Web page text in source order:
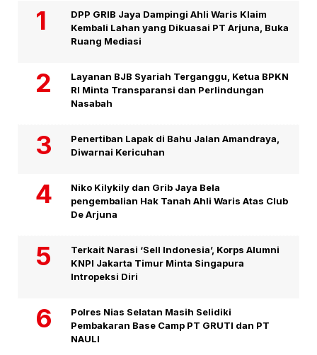
DPP GRIB Jaya Dampingi Ahli Waris Klaim
Kembali Lahan yang Dikuasai PT Arjuna, Buka
Ruang Mediasi
Layanan BJB Syariah Terganggu, Ketua BPKN
RI Minta Transparansi dan Perlindungan
Nasabah
Penertiban Lapak di Bahu Jalan Amandraya,
Diwarnai Kericuhan
Niko Kilykily dan Grib Jaya Bela
pengembalian Hak Tanah Ahli Waris Atas Club
De Arjuna
Terkait Narasi ‘Sell Indonesia’, Korps Alumni
KNPI Jakarta Timur Minta Singapura
Intropeksi Diri
Polres Nias Selatan Masih Selidiki
Pembakaran Base Camp PT GRUTI dan PT
NAULI